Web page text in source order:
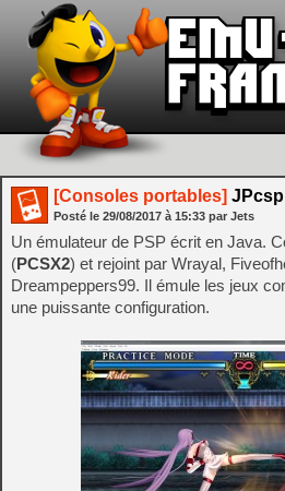
[Consoles portables]
Posté le 29/08/2017 à 15:33 par Jets
Un émulateur de PSP écrit en Java.
(PCSX2) et rejoint par Wrayal,
Dreampeppers99. Il émule les jeux
une puissante configuration.